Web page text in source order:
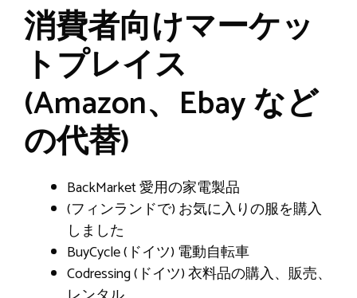
消費者向けマーケッ
トプレイス
(Amazon、Ebay など
の代替)
BackMarket 愛用の家電製品
(フィンランドで) お気に入りの服を購入
しました
BuyCycle (ドイツ) 電動自転車
Codressing (ドイツ) 衣料品の購入、販売、